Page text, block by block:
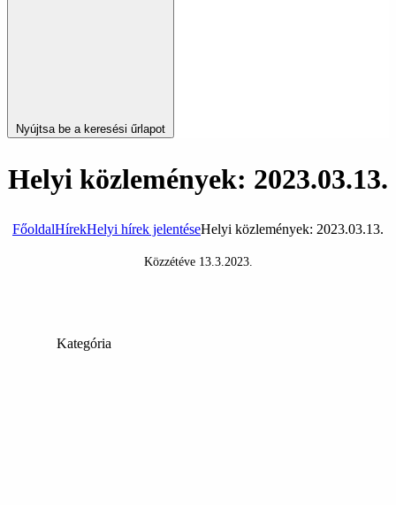
Nyújtsa be a keresési űrlapot
Helyi közlemények: 2023.03.13.
FőoldalHírekHelyi hírek jelentéseHelyi közlemények: 2023.03.13.
Közzétéve 13.3.2023.
Kategória